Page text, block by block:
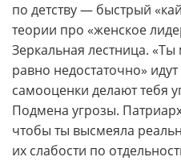
по детству — быстрый
теории про «женское
Зеркальная лестница.
равно недостаточно»
самооценки делают тебя
Подмена угрозы.
чтобы ты высмеяла
их слабости по